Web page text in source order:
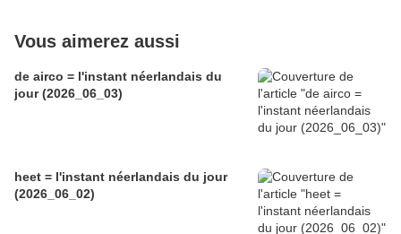
Vous aimerez aussi
de airco = l'instant néerlandais du
jour (2026_06_03)
heet = l'instant néerlandais du jour
(2026_06_02)